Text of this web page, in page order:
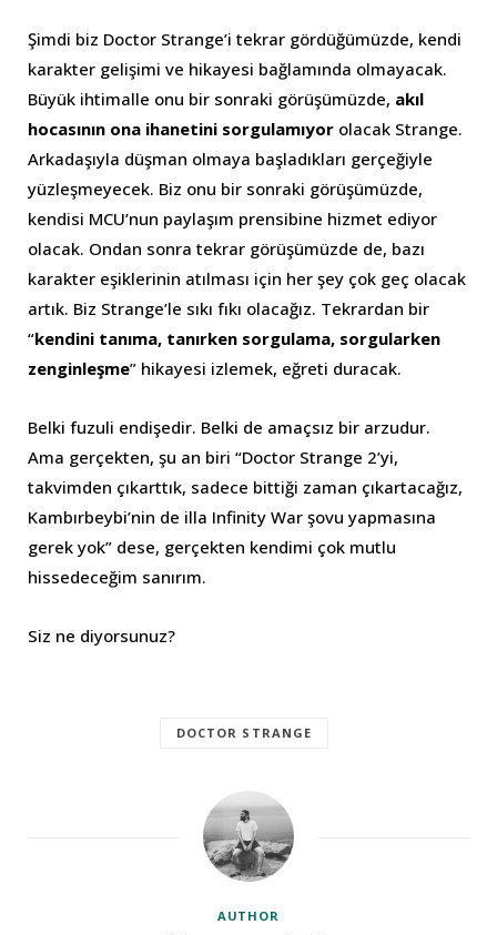
Şimdi biz Doctor Strange’i tekrar gördüğümüzde, kendi
karakter gelişimi ve hikayesi bağlamında olmayacak.
Büyük ihtimalle onu bir sonraki görüşümüzde, akıl
hocasının ona ihanetini sorgulamıyor olacak Strange.
Arkadaşıyla düşman olmaya başladıkları gerçeğiyle
yüzleşmeyecek. Biz onu bir sonraki görüşümüzde,
kendisi MCU’nun paylaşım prensibine hizmet ediyor
olacak. Ondan sonra tekrar görüşümüzde de, bazı
karakter eşiklerinin atılması için her şey çok geç olacak
artık. Biz Strange’le sıkı fıkı olacağız. Tekrardan bir
“kendini tanıma, tanırken sorgulama, sorgularken
zenginleşme” hikayesi izlemek, eğreti duracak.
Belki fuzuli endişedir. Belki de amaçsız bir arzudur.
Ama gerçekten, şu an biri “Doctor Strange 2’yi,
takvimden çıkarttık, sadece bittiği zaman çıkartacağız,
Kambırbeybi’nin de illa Infinity War şovu yapmasına
gerek yok” dese, gerçekten kendimi çok mutlu
hissedeceğim sanırım.
Siz ne diyorsunuz?
DOCTOR STRANGE
AUTHOR